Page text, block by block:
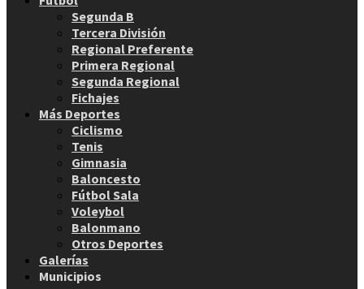
Segunda B
Tercera División
Regional Preferente
Primera Regional
Segunda Regional
Fichajes
Más Deportes
Ciclismo
Tenis
Gimnasia
Baloncesto
Fútbol Sala
Voleybol
Balonmano
Otros Deportes
Galerías
Municipios